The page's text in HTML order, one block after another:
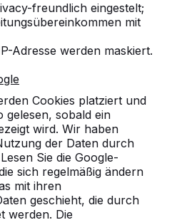
freundlich eingestelt;
mit
Adresse werden maskiert.
Cookies platziert und
gelesen, sobald ein
wird. Wir haben
der Daten durch
Sie die Google-
sich regelmäßig ändern
mit ihren
geschieht, die durch
werden. Die
Sie in ganz Europa